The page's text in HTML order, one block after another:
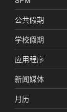
公共假期
学校假期
应用程序
新闻媒体
月历